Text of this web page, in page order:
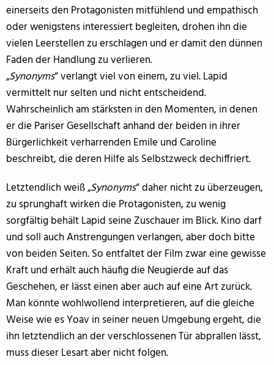
einerseits den Protagonisten mitfühlend und empathisch
oder wenigstens interessiert begleiten, drohen ihn die
vielen Leerstellen zu erschlagen und er damit den dünnen
Faden der Handlung zu verlieren.
„Synonyms“ verlangt viel von einem, zu viel. Lapid
vermittelt nur selten und nicht entscheidend.
Wahrscheinlich am stärksten in den Momenten, in denen
er die Pariser Gesellschaft anhand der beiden in ihrer
Bürgerlichkeit verharrenden Emile und Caroline
beschreibt, die deren Hilfe als Selbstzweck dechiffriert.
Letztendlich weiß „Synonyms“ daher nicht zu überzeugen,
zu sprunghaft wirken die Protagonisten, zu wenig
sorgfältig behält Lapid seine Zuschauer im Blick. Kino darf
und soll auch Anstrengungen verlangen, aber doch bitte
von beiden Seiten. So entfaltet der Film zwar eine gewisse
Kraft und erhält auch häufig die Neugierde auf das
Geschehen, er lässt einen aber auch auf eine Art zurück.
Man könnte wohlwollend interpretieren, auf die gleiche
Weise wie es Yoav in seiner neuen Umgebung ergeht, die
ihn letztendlich an der verschlossenen Tür abprallen lässt,
muss dieser Lesart aber nicht folgen.